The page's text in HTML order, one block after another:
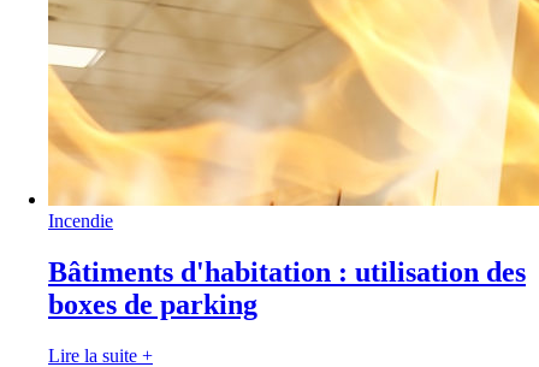
Incendie
Bâtiments d'habitation : utilisation des
boxes de parking
Lire la suite +